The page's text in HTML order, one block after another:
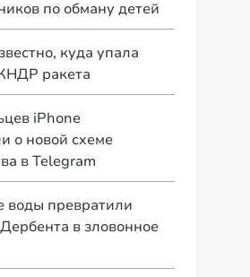
по обману детей
куда упала
ракета
iPhone
о новой схеме
в Telegram
воды превратили
в зловонное